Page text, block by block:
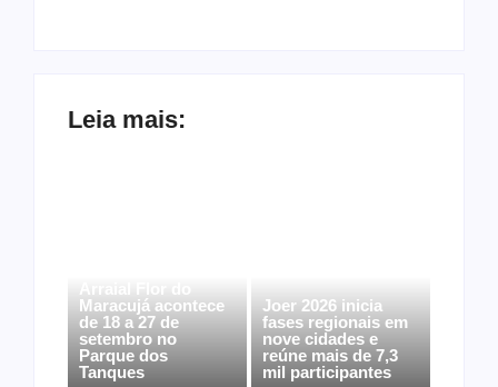
Leia mais:
Maracujá acontece
de 18 a 27 de
setembro no
Parque dos
Tanques
Joer 2026 inicia
fases regionais em
nove cidades e
reúne mais de 7,3
mil participantes